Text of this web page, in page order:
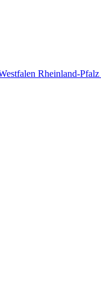
Rheinland-Pfalz